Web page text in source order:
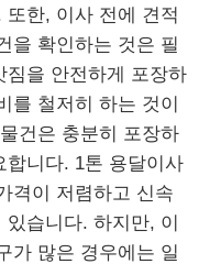
한, 이사 전에 견적
을 확인하는 것은 필
짐을 안전하게 포장하
를 철저히 하는 것이
건은 충분히 포장하
합니다. 1톤 용달이사
격이 저렴하고 신속
습니다. 하지만, 이
가 많은 경우에는 일